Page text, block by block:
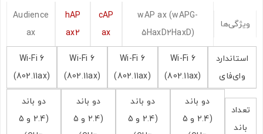
ویژگی‌ها
wAP ax (wAPG-
5HaxD2HaxD)
cAP
ax
hAP
ax2
Audience
ax
استاندارد
وای‌فای
Wi-Fi 6
(802.11ax)
Wi-Fi 6
(802.11ax)
Wi-Fi 6
(802.11ax)
Wi-Fi 6
(802.11ax)
تعداد
باند
دو باند
(2.4 و 5
دو باند
(2.4 و 5
دو باند
(2.4 و 5
دو باند
(2.4 و 5
اشتراک گذاری در شبکه های اجتماعی
ارسال به ایمیل